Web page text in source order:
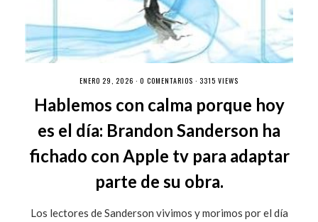
ENERO 29, 2026 · 0 COMENTARIOS · 3315 VIEWS
Hablemos con calma porque hoy
es el día: Brandon Sanderson ha
fichado con Apple tv para adaptar
parte de su obra.
Los lectores de Sanderson vivimos y morimos por el día